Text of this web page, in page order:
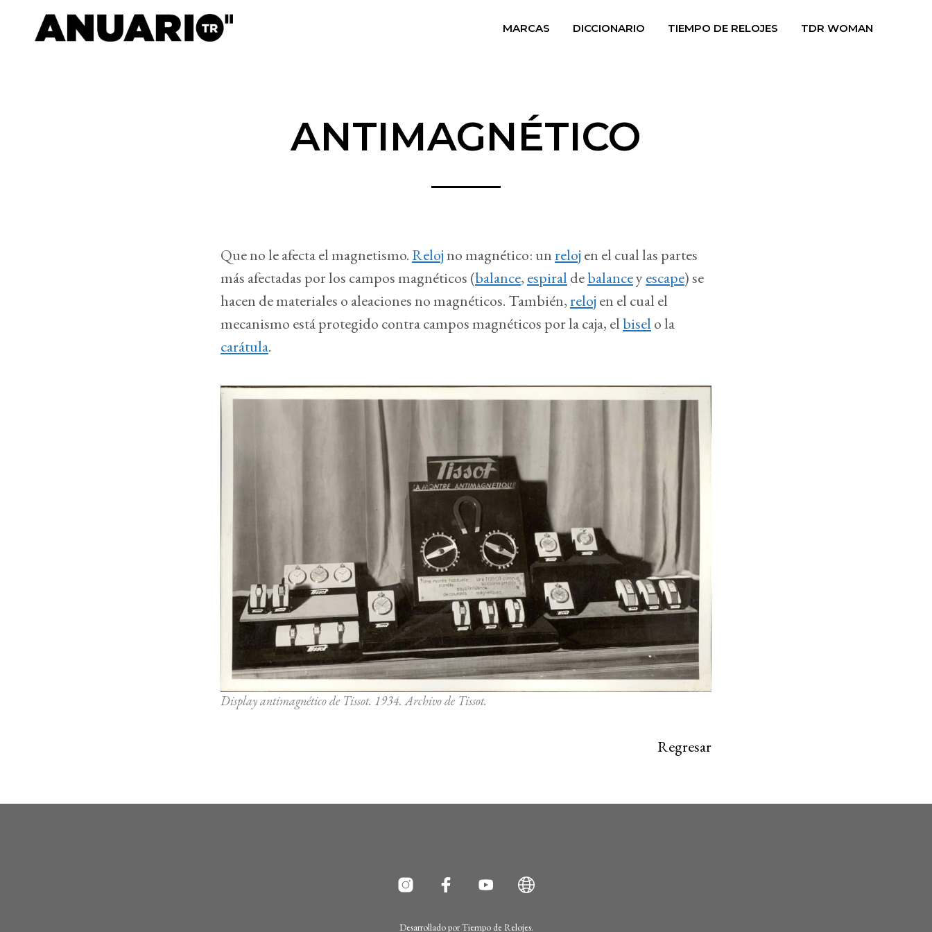
MARCAS DICCIONARIO TIEMPO DE RELOJES TDR WOMAN
ANTIMAGNÉTICO
Que no le afecta el magnetismo. Relojno magnético: unreloj en el cual las partes
más afectadas por los campos magnéticos (balance, espiral debalanceyescape) se
hacen de materiales o aleaciones no magnéticos. También,reloj en el cual el
mecanismo está protegido contra campos magnéticos por la caja, el bisel o la
carátula.
Display antimagnético de Tissot. 1934. Archivo de Tissot.
Regresar
Desarrollado porTiempo de Relojes.